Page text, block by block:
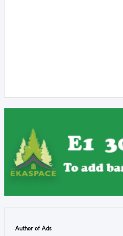
Author of Ads